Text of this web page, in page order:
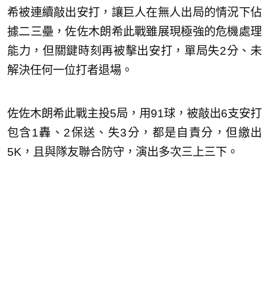
希被連續敲出安打，讓巨人在無人出局的情況下佔
據二三壘，佐佐木朗希此戰雖展現極強的危機處理
能力，但關鍵時刻再被擊出安打，單局失2分、未
解決任何一位打者退場。
佐佐木朗希此戰主投5局，用91球，被敲出6支安打
包含1轟、2保送、失3分，都是自責分，但繳出
5K，且與隊友聯合防守，演出多次三上三下。